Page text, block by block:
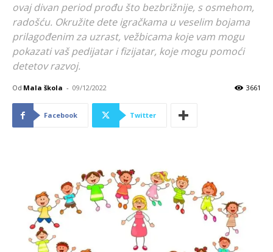
ovaj divan period prođu što bezbrižnije, s osmehom,
radošću. Okružite dete igračkama u veselim bojama
prilagođenim za uzrast, vežbicama koje vam mogu
pokazati vaš pedijatar i fizijatar, koje mogu pomoći
detetov razvoj.
Od Mala škola - 09/12/2022 3661
Facebook Twitter